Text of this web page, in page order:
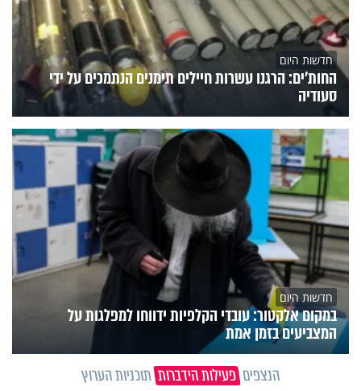
חדשות היום
החות'ים: הרגנו עשרות חיילים תימנים הנתמכים על ידי
סעודיה
חדשות היום
במקום אלקטור: עובדי הקלפיות ידווחו למפלגות על
המצביעים בזמן אמת
הנצפים פעילות הידברות תוכניות הערוץ